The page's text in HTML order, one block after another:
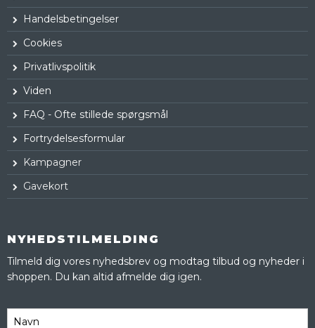
Handelsbetingelser
Cookies
Privatlivspolitik
Viden
FAQ - Ofte stillede spørgsmål
Fortrydelsesformular
Kampagner
Gavekort
NYHEDSTILMELDING
Tilmeld dig vores nyhedsbrev og modtag tilbud og nyheder i
shoppen. Du kan altid afmelde dig igen.